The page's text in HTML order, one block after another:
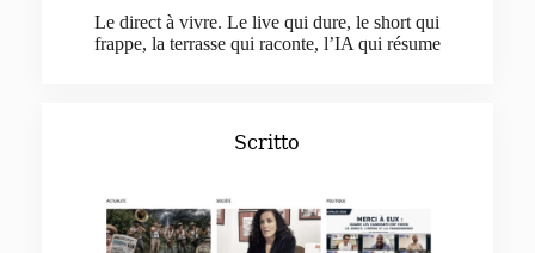
Le direct à vivre. Le live qui dure, le short qui
frappe, la terrasse qui raconte, l’IA qui résume
Scritto